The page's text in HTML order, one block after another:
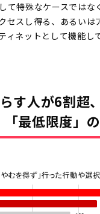
て特殊なケースではな
セスし得る、あるいは
ィネットとして機能し
らす人が6割超
最低限度」の